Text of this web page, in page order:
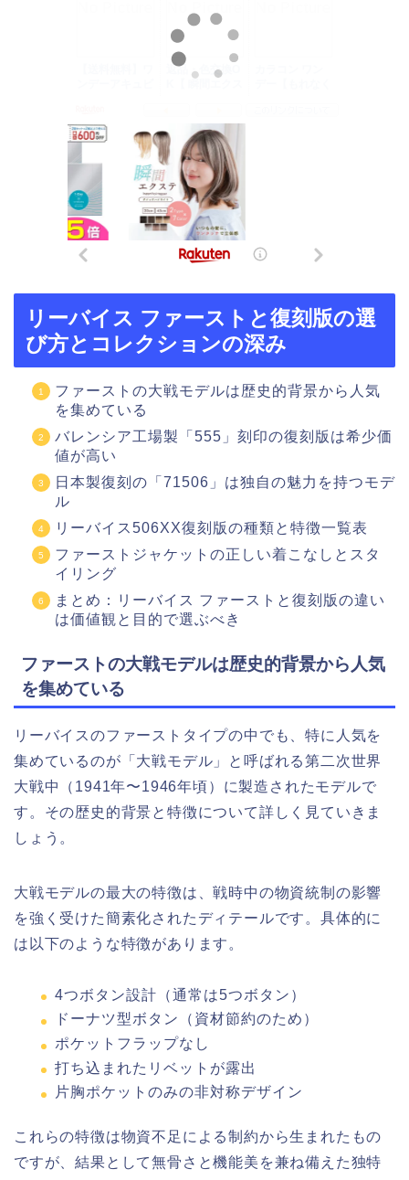
リーバイス ファーストと復刻版の選
び方とコレクションの深み
ファーストの大戦モデルは歴史的背景から人気
を集めている
バレンシア工場製「555」刻印の復刻版は希少価
値が高い
日本製復刻の「71506」は独自の魅力を持つモデ
ル
リーバイス506XX復刻版の種類と特徴一覧表
ファーストジャケットの正しい着こなしとスタ
イリング
まとめ：リーバイス ファーストと復刻版の違い
は価値観と目的で選ぶべき
ファーストの大戦モデルは歴史的背景から人気
を集めている
リーバイスのファーストタイプの中でも、特に人気を
集めているのが「大戦モデル」と呼ばれる第二次世界
大戦中（1941年〜1946年頃）に製造されたモデルで
す。その歴史的背景と特徴について詳しく見ていきま
しょう。
大戦モデルの最大の特徴は、戦時中の物資統制の影響
を強く受けた簡素化されたディテールです。具体的に
は以下のような特徴があります。
4つボタン設計（通常は5つボタン）
ドーナツ型ボタン（資材節約のため）
ポケットフラップなし
打ち込まれたリベットが露出
片胸ポケットのみの非対称デザイン
これらの特徴は物資不足による制約から生まれたもの
ですが、結果として無骨さと機能美を兼ね備えた独特